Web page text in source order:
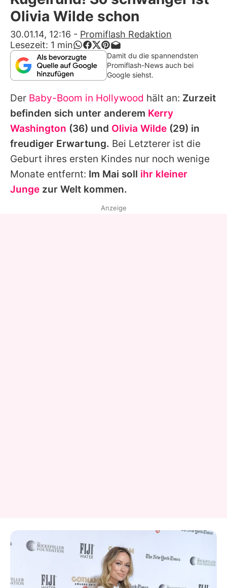
Alle Themen auf Promiflash
App runterladen
Team
Redaktionelle Richtlinien
Impressum
Nutzungsbedingungen
Utiq verwalten
Olivia Wilde schon
30.01.14, 12:16 - Promiflash Redaktion
Lesezeit: 1 min
Damit du die spannendsten
Promiflash-News auch bei
Google siehst.
Der Baby-Boom in Hollywood hält an: Zurzeit
befinden sich unter anderem Kerry
Washington (36) und Olivia Wilde (29) in
freudiger Erwartung. Bei Letzterer ist die
Geburt ihres ersten Kindes nur noch wenige
Monate entfernt: Im Mai soll ihr kleiner
Junge zur Welt kommen.
Anzeige